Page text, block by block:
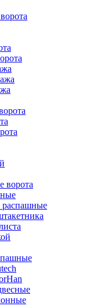
ворота
распашные